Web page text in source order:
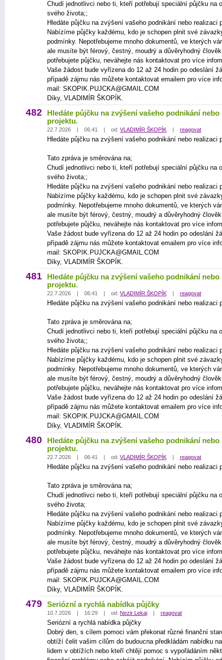
Chudí jednotlivci nebo ti, kteří potřebují speciální půjčku na
svého života;;
Hledáte půjčku na zvýšení vašeho podnikání nebo realizaci
Nabízíme půjčky každému, kdo je schopen plnit své
podmínky. Nepotřebujeme mnoho dokumentů, ve kterých
ale musíte být férový, čestný, moudrý a důvěryhodný
potřebujete půjčku, neváhejte nás kontaktovat pro více
Vaše žádost bude vyřízena do 12 až 24 hodin po odeslání
případě zájmu nás můžete kontaktovat emailem pro více
mail: SKOPIK.PUJCKA@GMAIL.COM
Díky, VLADIMÍR ŠKOPÍK.
482
Hledáte půjčku na zvýšení vašeho podnikání nebo
projektu.
22.7.2026 | 06:41 | od: VLADIMÍR ŠKOPÍK | reagovat
Hledáte půjčku na zvýšení vašeho podnikání nebo realizaci
Tato zpráva je směrována na;
Chudí jednotlivci nebo ti, kteří potřebují speciální půjčku na
svého života;;
Hledáte půjčku na zvýšení vašeho podnikání nebo realizaci
Nabízíme půjčky každému, kdo je schopen plnit své
podmínky. Nepotřebujeme mnoho dokumentů, ve kterých
ale musíte být férový, čestný, moudrý a důvěryhodný
potřebujete půjčku, neváhejte nás kontaktovat pro více
Vaše žádost bude vyřízena do 12 až 24 hodin po odeslání
případě zájmu nás můžete kontaktovat emailem pro více
mail: SKOPIK.PUJCKA@GMAIL.COM
Díky, VLADIMÍR ŠKOPÍK.
481
Hledáte půjčku na zvýšení vašeho podnikání nebo
projektu.
22.7.2026 | 06:41 | od: VLADIMÍR ŠKOPÍK | reagovat
Hledáte půjčku na zvýšení vašeho podnikání nebo realizaci
Tato zpráva je směrována na;
Chudí jednotlivci nebo ti, kteří potřebují speciální půjčku na
svého života;;
Hledáte půjčku na zvýšení vašeho podnikání nebo realizaci
Nabízíme půjčky každému, kdo je schopen plnit své
podmínky. Nepotřebujeme mnoho dokumentů, ve kterých
ale musíte být férový, čestný, moudrý a důvěryhodný
potřebujete půjčku, neváhejte nás kontaktovat pro více
Vaše žádost bude vyřízena do 12 až 24 hodin po odeslání
případě zájmu nás můžete kontaktovat emailem pro více
mail: SKOPIK.PUJCKA@GMAIL.COM
Díky, VLADIMÍR ŠKOPÍK.
480
Hledáte půjčku na zvýšení vašeho podnikání nebo
projektu.
22.7.2026 | 06:41 | od: VLADIMÍR ŠKOPÍK | reagovat
Hledáte půjčku na zvýšení vašeho podnikání nebo realizaci
Tato zpráva je směrována na;
Chudí jednotlivci nebo ti, kteří potřebují speciální půjčku na
svého života;
Hledáte půjčku na zvýšení vašeho podnikání nebo realizaci
Nabízíme půjčky každému, kdo je schopen plnit své
podmínky. Nepotřebujeme mnoho dokumentů, ve kterých
ale musíte být férový, čestný, moudrý a důvěryhodný
potřebujete půjčku, neváhejte nás kontaktovat pro více
Vaše žádost bude vyřízena do 12 až 24 hodin po odeslání
případě zájmu nás můžete kontaktovat emailem pro více
mail: SKOPIK.PUJCKA@GMAIL.COM
Díky, VLADIMÍR ŠKOPÍK.
479 Seriózní a rychlá nabídka půjčky
10.7.2026 | 16:29 | od: Nezir Lekaj | reagovat
Seriózní a rychlá nabídka půjčky
Dobrý den, s cílem pomoci vám překonat různé finanční
obtíží čelit vašim cílům do budoucna předkládám nabídku
lidem v obtížích nebo kteří chtějí pomoc s vypořádáním